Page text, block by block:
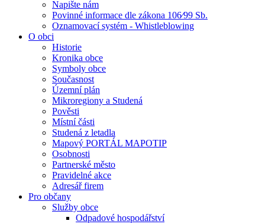
Napište nám
Povinné informace dle zákona 106⁄99 Sb.
Oznamovací systém - Whistleblowing
O obci
Historie
Kronika obce
Symboly obce
Současnost
Územní plán
Mikroregiony a Studená
Pověsti
Místní části
Studená z letadla
Mapový PORTÁL MAPOTIP
Osobnosti
Partnerské město
Pravidelné akce
Adresář firem
Pro občany
Služby obce
Odpadové hospodářství